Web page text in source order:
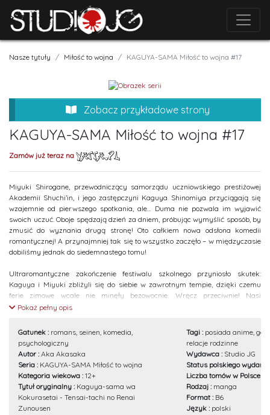
Nasze tytuły Miłość to wojna KAGUYA-SAMA Miłość to wojna #17
Zobacz przykładowe strony
KAGUYA-SAMA Miłość to wojna #17
Zamów już teraz na
Miyuki Shirogane, przewodniczący samorządu uczniowskiego prestiżowej
Akademii Shuchi’in, i jego zastępczyni Kaguya Shinomiya przyciągają się
wzajemnie od pierwszego spotkania, ale… Duma nie pozwala im wyjawić
swoich uczuć. Oboje spędzają dzień za dniem, próbując wymyślić sposób, by
zmusić do wyznania drugą stronę! Oto całkiem nowa odsłona komedii
romantycznej! A przynajmniej tak się to wszystko zaczęło – w międzyczasie
dobiliśmy jednak do siedemnastego tomu!
Ultraromantyczne zakończenie festiwalu szkolnego przyniosło skutek:
Kaguya i Miyuki zbliżyli się do siebie w zawrotnym tempie, dzięki czemu
ferie zimowe wcale nie minęły bezowocnie. Wręcz przeciwnie! Nasi
bohaterowie zostali parą! I od razu zaczynają myśleć o kolejnych krokach,
Tsubame, by sama wyznała mu uczucie. Reszta też nie próżnuje –
zaczynamy trzeci trymestr!
Pokaż pełny opis
Gatunek : romans, seinen, komedia,
psychologiczny
Autor : Aka Akasaka
Seria : KAGUYA-SAMA Miłość to wojna
Kategoria wiekowa : 12+
Tytuł oryginalny : Kaguya-sama wa
Kokurasetai - Tensai-tachi no Renai
Zunousen
Tagi : posiada anime,
relacje rodzinne
Wydawca : Studio JG
Status polskiego
Liczba tomów w Polsce :
Rodzaj : manga
Format : B6
Język : polski